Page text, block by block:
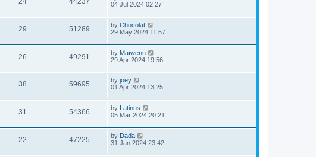
04 Jul 2024 02:27
29 51289 by Chocolat
29 May 2024 11:57
26 49291 by Maïwenn
29 Apr 2024 19:56
38 59695 by joey
01 Apr 2024 13:25
31 54366 by Latinus
05 Mar 2024 20:21
22 47225 by Dada
31 Jan 2024 23:42